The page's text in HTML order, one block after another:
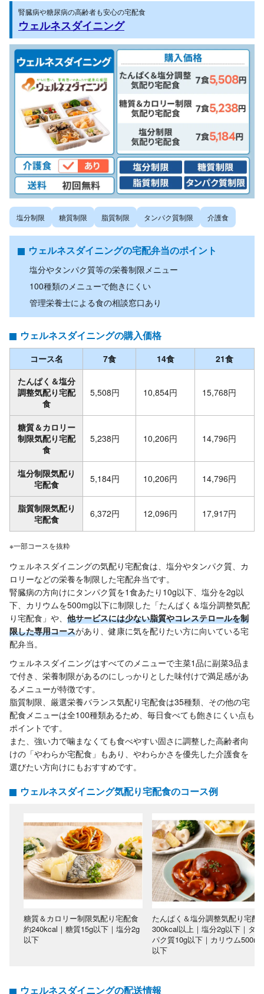
腎臓病や糖尿病の高齢者も安心の宅配食
ウェルネスダイニング
塩分制限 糖質制限 脂質制限 タンパク質制限 介護食
ウェルネスダイニングの宅配弁当のポイント
塩分やタンパク質等の栄養制限メニュー
100種類のメニューで飽きにくい
管理栄養士による食の相談窓口あり
ウェルネスダイニングの購入価格
コース名 7食 14食
21食
たんぱく＆塩分
調整気配り宅配
食
5,508円 10,854円 15,768円
糖質＆カロリー
制限気配り宅配
食
5,238円 10,206円 14,796円
塩分制限気配り
宅配食
5,184円 10,206円 14,796円
脂質制限気配り
宅配食
6,372円 12,096円 17,917円
※一部コースを抜粋
ウェルネスダイニングの気配り宅配食は、塩分やタンパク質、カ
ロリーなどの栄養を制限した宅配弁当です。
腎臓病の方向けにタンパク質を1食あたり10g以下、塩分を2g以
下、カリウムを500mg以下に制限した「たんぱく＆塩分調整気配
り宅配食」や、 他サービスには少ない脂質やコレステロールを制
限した専用コースがあり、健康に気を配りたい方に向いている宅
配弁当。
ウェルネスダイニングはすべてのメニューで主菜1品に副菜3品ま
で付き、栄養制限があるのにしっかりとした味付けで満足感があ
るメニューが特徴です。
脂質制限、厳選栄養バランス気配り宅配食は35種類、その他の宅
配食メニューは全100種類あるため、毎日食べても飽きにくい点も
ポイントです。
また、強い力で噛まなくても食べやすい固さに調整した高齢者向
けの「やわらか宅配食」もあり、やわらかさを優先した介護食を
選びたい方向けにもおすすめです。
ウェルネスダイニング気配り宅配食のコース例
糖質＆カロリー制限気配り宅配食
約240kcal｜糖質15g以下｜塩分2g
以下
たんぱく＆塩分調整気配り宅配
300kcal以上｜塩分2g以下｜タン
パク質10g以下｜カリウム500mg
以下
ウェルネスダイニングの配送情報